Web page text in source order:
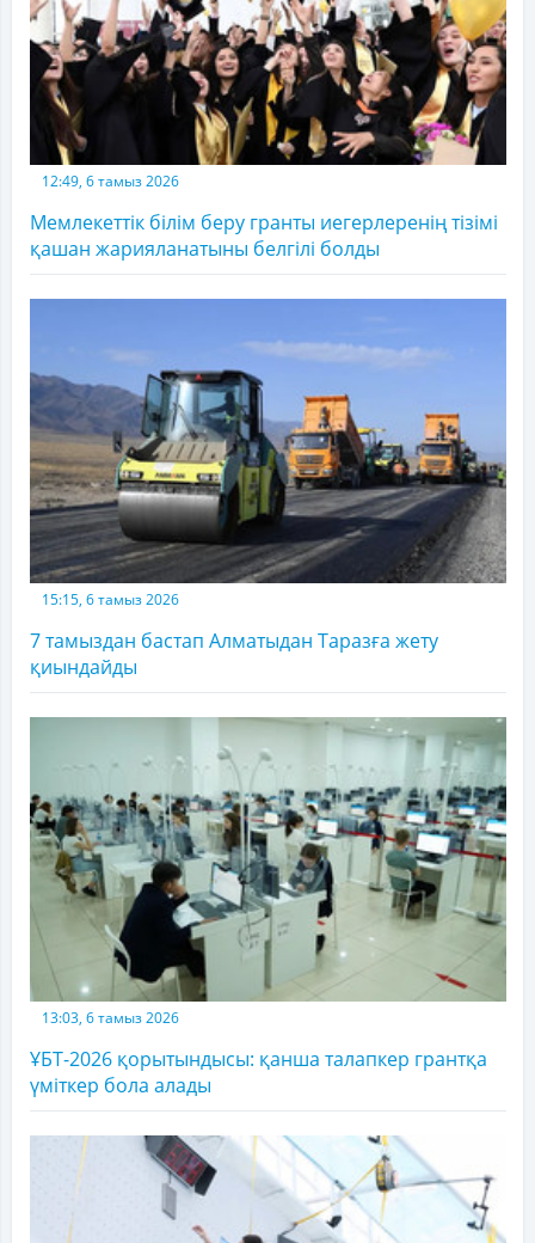
12:49, 6 тамыз 2026
Мемлекеттік білім беру гранты иегерлеренің тізімі
қашан жарияланатыны белгілі болды
15:15, 6 тамыз 2026
7 тамыздан бастап Алматыдан Таразға жету
қиындайды
13:03, 6 тамыз 2026
ҰБТ-2026 қорытындысы: қанша талапкер грантқа
үміткер бола алады